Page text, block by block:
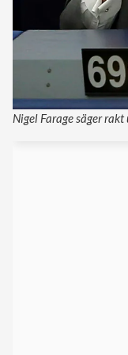
Nigel Farage säger